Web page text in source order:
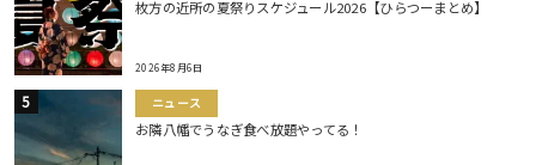
枚方の近所の夏祭りスケジュール2026【ひらつーまとめ】
2026年8月6日
ニュース
お隣八幡でうなぎ食べ放題やってる！